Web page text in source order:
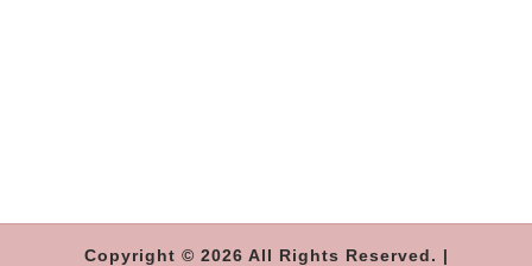
Copyright © 2026 All Rights Reserved. |